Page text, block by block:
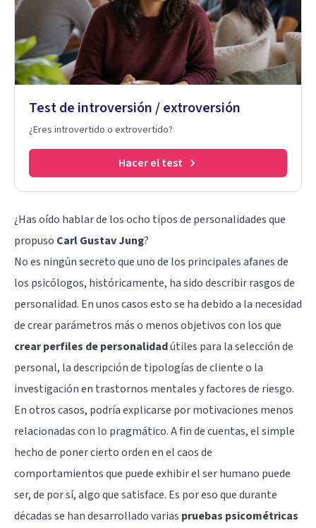
Test de introversión / extroversión
¿Eres introvertido o extrovertido?
Hacer el test
¿Has oído hablar de los ocho tipos de personalidades que
propuso Carl Gustav Jung?
No es ningún secreto que uno de los principales afanes de
los psicólogos, históricamente, ha sido describirrasgos de
personalidad. En unos casos esto se ha debido a la necesidad
de crear parámetros más o menos objetivos con los que
crear perfiles de personalidadútiles para la selección de
personal, la descripción de tipologías de cliente o la
investigación en trastornos mentalesy factores de riesgo.
En otros casos, podría explicarse por motivaciones menos
relacionadas con lo pragmático. A fin de cuentas, el simple
hecho de poner cierto orden en el caos de
comportamientos que puede exhibir el ser humano puede
ser, de por sí, algo que satisface. Es por eso que durante
décadas se han desarrollado varias pruebas psicométricas